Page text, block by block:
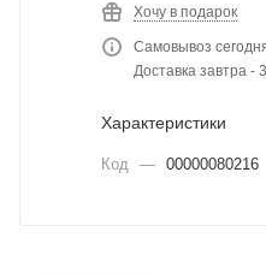
Хочу в подарок
Самовывоз
Доставка завтра -
Характеристики
Код — 00000080216